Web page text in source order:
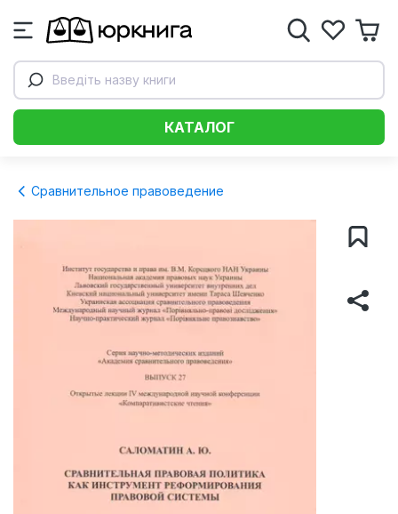
Введіть назву книги
КАТАЛОГ
Сравнительное правоведение